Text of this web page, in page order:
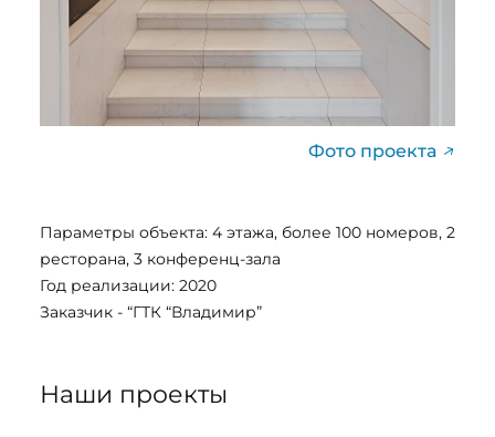
Фото проекта
Параметры объекта: 4 этажа, более 100 номеров, 2
ресторана, 3 конференц-зала
Год реализации: 2020
Заказчик - “ГТК “Владимир”
Наши проекты